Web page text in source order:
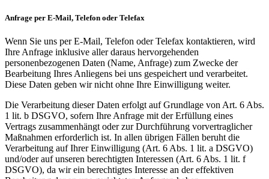
Anfrage per E-Mail, Telefon oder Telefax
Wenn Sie uns per E-Mail, Telefon oder Telefax kontaktieren, wird
Ihre Anfrage inklusive aller daraus hervorgehenden
personenbezogenen Daten (Name, Anfrage) zum Zwecke der
Bearbeitung Ihres Anliegens bei uns gespeichert und verarbeitet.
Diese Daten geben wir nicht ohne Ihre Einwilligung weiter.
Die Verarbeitung dieser Daten erfolgt auf Grundlage von Art. 6 Abs.
1 lit. b DSGVO, sofern Ihre Anfrage mit der Erfüllung eines
Vertrags zusammenhängt oder zur Durchführung vorvertraglicher
Maßnahmen erforderlich ist. In allen übrigen Fällen beruht die
Verarbeitung auf Ihrer Einwilligung (Art. 6 Abs. 1 lit. a DSGVO)
und/oder auf unseren berechtigten Interessen (Art. 6 Abs. 1 lit. f
DSGVO), da wir ein berechtigtes Interesse an der effektiven